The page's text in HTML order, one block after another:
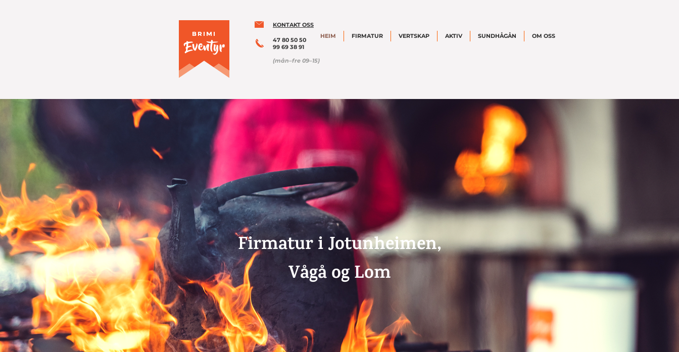
KONTAKT OSS
47 80 50 50
99 69 38 91
HEIM FIRMATUR VERTSKAP AKTIV SUNDHÅGÅN OM OSS
(mån–fre 09–15)
Firmatur i Jotunheimen,
Vågå og Lom